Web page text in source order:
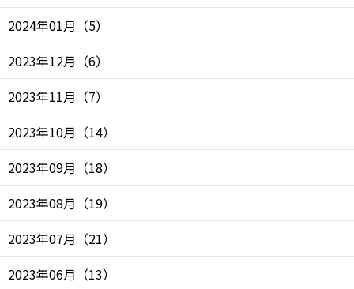
2024年01月 （5）
2023年12月 （6）
2023年11月 （7）
2023年10月 （14）
2023年09月 （18）
2023年08月 （19）
2023年07月 （21）
2023年06月 （13）